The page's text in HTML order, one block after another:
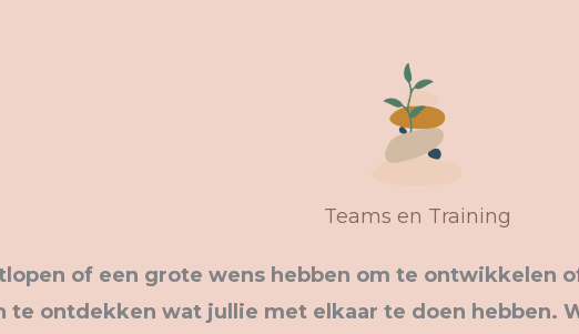
Teams en Training
of een grote wens hebben om te ontwikkelen
te ontdekken wat jullie met elkaar te doen hebben.